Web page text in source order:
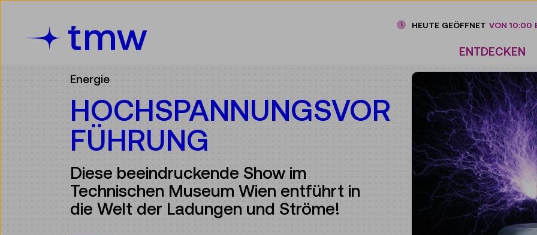
ENTDECKEN
HEUTE GEÖFFNET VON 10:00
Energie
HOCHSPANNUNGSVOR
FÜHRUNG
Diese beeindruckende Show im
Technischen Museum Wien entführt in
die Welt der Ladungen und Ströme!